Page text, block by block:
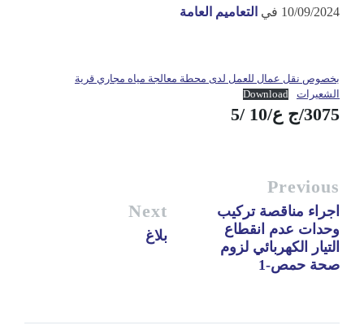
10/09/2024 في التعاميم العامة
بخصوص نقل عمال للعمل لدى محطة معالجة مياه مجاري قرية
الشعيرات
Download
3075/ج ع/10 /5
Previous
اجراء مناقصة تركيب
وحدات عدم انقطاع
التيار الكهربائي لزوم
صحة حمص-1
Next
بلاغ